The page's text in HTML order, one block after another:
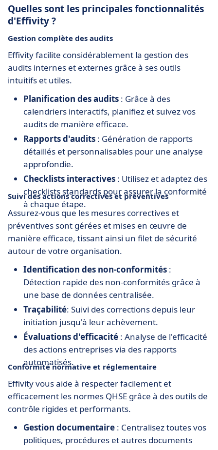
Quelles sont les principales fonctionnalités
d'Effivity ?
Gestion complète des audits
Effivity facilite considérablement la gestion des
audits internes et externes grâce à ses outils
intuitifs et utiles.
Planification des audits : Grâce à des
calendriers interactifs, planifiez et suivez vos
audits de manière efficace.
Rapports d'audits : Génération de rapports
détaillés et personnalisables pour une analyse
approfondie.
Checklists interactives : Utilisez et adaptez des
checklists standards pour assurer la conformité
à chaque étape.
Suivi des actions correctives et préventives
Assurez-vous que les mesures correctives et
préventives sont gérées et mises en œuvre de
manière efficace, tissant ainsi un filet de sécurité
autour de votre organisation.
Identification des non-conformités :
Détection rapide des non-conformités grâce à
une base de données centralisée.
Traçabilité: Suivi des corrections depuis leur
initiation jusqu'à leur achèvement.
Évaluations d'efficacité : Analyse de l'efficacité
des actions entreprises via des rapports
automatisés.
Conformité normative et réglementaire
Effivity vous aide à respecter facilement et
efficacement les normes QHSE grâce à des outils de
contrôle rigides et performants.
Gestion documentaire : Centralisez toutes vos
politiques, procédures et autres documents